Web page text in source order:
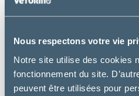
Nous respectons votre vie
Notre site utilise des cookies
fonctionnement du site.
peuvent être utilisées pour